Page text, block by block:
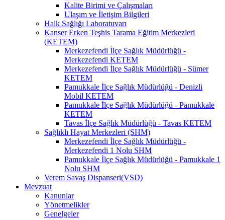
Kalite Birimi ve Çalışmaları
Ulaşım ve İletişim Bilgileri
Halk Sağlığı Laboratuvarı
Kanser Erken Teşhis Tarama Eğitim Merkezleri
(KETEM)
Merkezefendi İlçe Sağlık Müdürlüğü -
Merkezefendi KETEM
Merkezefendi İlçe Sağlık Müdürlüğü - Sümer
KETEM
Pamukkale İlçe Sağlık Müdürlüğü - Denizli
Mobil KETEM
Pamukkale İlçe Sağlık Müdürlüğü - Pamukkale
KETEM
Tavas İlçe Sağlık Müdürlüğü - Tavas KETEM
Sağlıklı Hayat Merkezleri (SHM)
Merkezefendi İlçe Sağlık Müdürlüğü -
Merkezefendi 1 Nolu SHM
Pamukkale İlçe Sağlık Müdürlüğü - Pamukkale 1
Nolu SHM
Verem Savaş Dispanseri(VSD)
Mevzuat
Kanunlar
Yönetmelikler
Genelgeler